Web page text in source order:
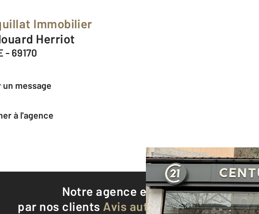
Immobilier
Herriot
- 69170
un message
à l'agence
Notre agence est notée9,4/10
par nos clients Avis authentifiés par